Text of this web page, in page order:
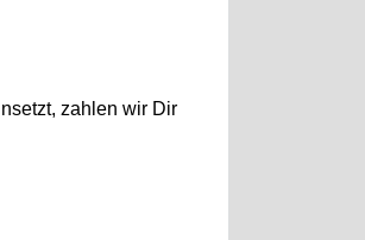
zahlen wir Dir